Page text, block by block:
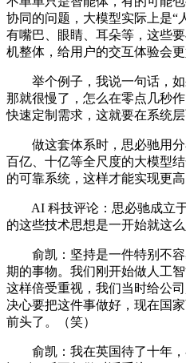
协同的问题，大模型实际上是“
有嘴巴、眼睛、耳朵等，这些
机整体，给用户的交互体验会更
举个例子，我说一句话，如
那就很慢了，怎么在零点几秒
快速定制需求，这就要在系统层
做这套体系时，思必驰用分
百亿、十亿等全尺度的大模型
的可靠系统，这样才能实现更
AI 科技评论：思必驰成立于
的这些技术思想是一开始就这
俞凯：坚持是一件特别不容
期的事物。我们刚开始做人工
这样倍受重视，我们当时给公
决心要把这件事做好，现在国
前头了。（笑）
俞凯：我在英国待了十年，